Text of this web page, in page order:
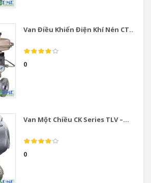
Van Điều Khiển Điện Khí Nén CT...
0
Van Một Chiều CK Series TLV –...
0